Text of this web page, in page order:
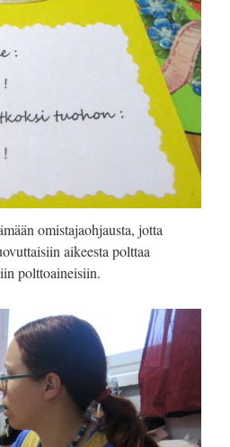
omistajaohjausta, jotta
aikeesta polttaa
polttoaineisiin.